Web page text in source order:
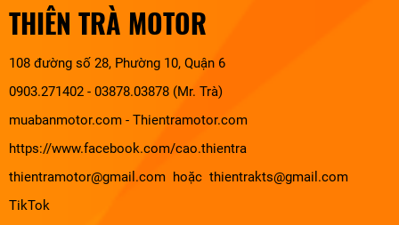
THIÊN TRÀ MOTOR
108 đường số 28, Phường 10, Quận 6
0903.271402 - 03878.03878 (Mr. Trà)
muabanmotor.com - Thientramotor.com
https://www.facebook.com/cao.thientra
thientramotor@gmail.com hoặc thientrakts@gmail.com
TikTok